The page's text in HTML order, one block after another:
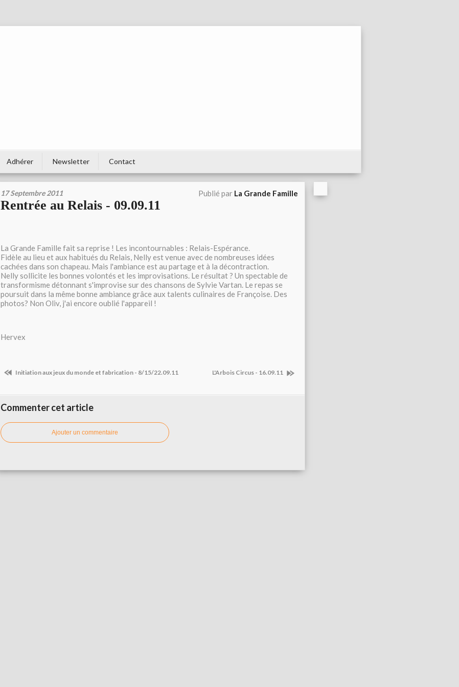
Adhérer Newsletter Contact
17 Septembre 2011 Publié par La Grande Famille
Rentrée au Relais - 09.09.11
La Grande Famille fait sa reprise ! Les incontournables : Relais-Espérance.
Fidèle au lieu et aux habitués du Relais, Nelly est venue avec de nombreuses idées
cachées dans son chapeau. Mais l'ambiance est au partage et à la décontraction.
Nelly sollicite les bonnes volontés et les improvisations. Le résultat ? Un spectable de
transformisme détonnant s'improvise sur des chansons de Sylvie Vartan. Le repas se
poursuit dans la même bonne ambiance grâce aux talents culinaires de Françoise. Des
photos? Non Oliv, j'ai encore oublié l'appareil !
Hervex
Initiation aux jeux du monde et fabrication - 8/15/22.09.11 L'Arbois Circus - 16.09.11
Commenter cet article
Ajouter un commentaire